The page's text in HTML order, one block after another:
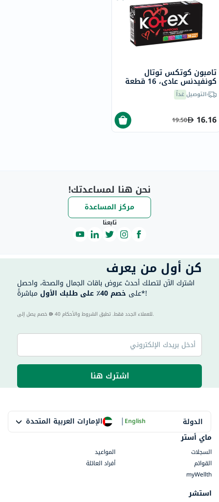
تامبون كوتكس توتال
كونفيدنس عادي، 16 قطعة
التوصيلغداً
16.16
19.50
نحن هنا لمساعدتك!
مركز المساعدة
تابعنا
كن أول من يعرف
اشترك الآن لتصلك أحدث عروض باقات الجمال والصحة، واحصل
على خصم 40٪ على طلبك الأول مباشرةً*!
40 للعملاء الجدد فقط. تطبق الشروط والأحكام.
اشترك هنا
الدولة الإمارات العربية المتحدة |English
ماي أستر
السجلات
المواعيد
القوائم
أفراد العائلة
myWellth
استشر